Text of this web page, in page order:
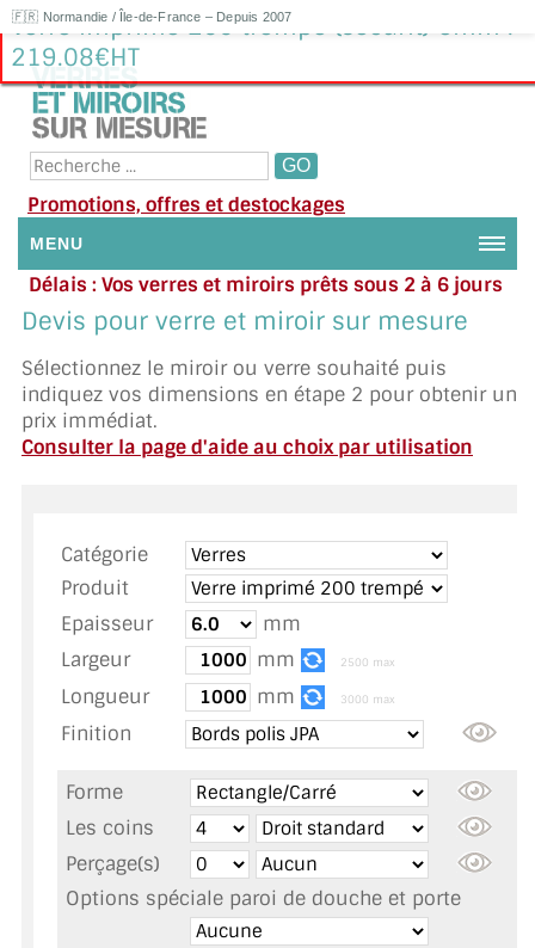
🇫🇷 Normandie / Île-de-France – Depuis 2007
Verre imprimé 200 trempé (sécurit) 6mm :
219.08€HT
Promotions, offres et destockages
MENU
NOUS CONTACTER
DEMANDE DE DEVIS
SUIVI DE DEVIS
TOUS LES TARIFS AU M2
GUIDE : CHOIX PAR UTILISATION
INSPIRATIONS ET NOUVEAUTÉS
AMBIANCE LAITON BROSSÉ
MIROIR SUR MESURE
MIROIR VIEILLI
MIROIR DÉCORATIF DE COULEUR
Délais : Vos verres et miroirs prêts sous 2 à 6 jours
en moyenne
Besoin d'aide ?
Appelez ou envoyez un SMS au 06 79 92 33 38
Devis pour verre et miroir sur mesure
Sélectionnez le miroir ou verre souhaité puis
indiquez vos dimensions en étape 2 pour obtenir un
prix immédiat.
Consulter la page d'aide au choix par utilisation
Catégorie
Produit
Epaisseur
mm
Largeur
mm 2500 max
Longueur mm 3000 max
Finition
Forme
Les coins
Perçage(s)
Options spéciale paroi de douche et porte